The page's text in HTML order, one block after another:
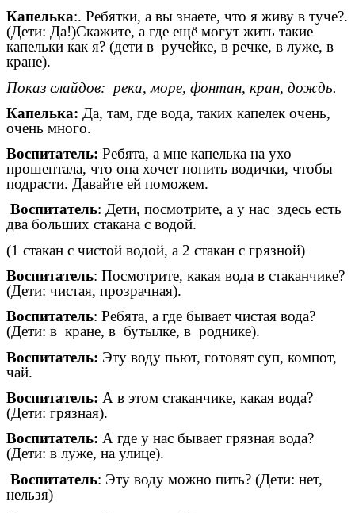
Капелька:. Ребятки, а вы знаете, что я живу в туче?.
(Дети: Да!)Скажите, а где ещё могут жить такие
капельки как я? (дети в ручейке, в речке, в луже, в
кране).
Показ слайдов: река, море, фонтан, кран, дождь.
Капелька: Да, там, где вода, таких капелек очень,
очень много.
Воспитатель: Ребята, а мне капелька на ухо
прошептала, что она хочет попить водички, чтобы
подрасти. Давайте ей поможем.
Воспитатель: Дети, посмотрите, а у нас здесь есть
два больших стакана с водой.
(1 стакан с чистой водой, а 2 стакан с грязной)
Воспитатель: Посмотрите, какая вода в стаканчике?
(Дети: чистая, прозрачная).
Воспитатель: Ребята, а где бывает чистая вода?
(Дети: в кране, в бутылке, в роднике).
Воспитатель: Эту воду пьют, готовят суп, компот,
чай.
Воспитатель: А в этом стаканчике, какая вода?
(Дети: грязная).
Воспитатель: А где у нас бывает грязная вода?
(Дети: в луже, на улице).
Воспитатель: Эту воду можно пить? (Дети: нет,
нельзя)